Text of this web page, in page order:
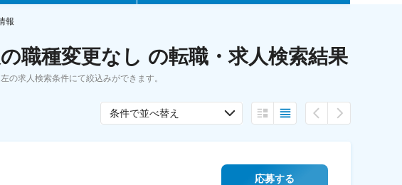
職 転職フェア
報
職種変更なし の転職・求人検索結果
の求人検索条件にて絞込みができます。
条件で並べ替え
応募する